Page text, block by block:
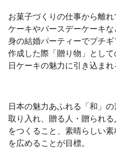
お菓子づくりの仕事から離
ケーキやバースデーケーキ
身の結婚パーティーでプチ
作成した際「贈り物」とし
日ケーキの魅力に引き込まれ
日本の魅力あふれる「和」
取り入れ、贈る人・贈られ
をつくること、素晴らしい
を広めることが目標。